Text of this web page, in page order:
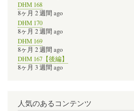
DHM 168
8ヶ月 2 週間 ago
DHM 170
8ヶ月 2 週間 ago
DHM 169
8ヶ月 2 週間 ago
DHM 167【後編】
8ヶ月 3 週間 ago
人気のあるコンテンツ